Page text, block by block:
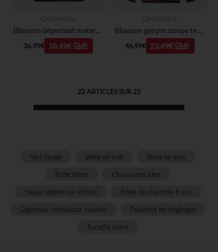
Blouson déperlant matelassé garçon
36,99€ 18,49€
Blouson garçon coupe teddy à capuche Spider-Man Marvel
46,99€ 23,49€
22 ARTICLES SUR 22
Vert sauge Veste en cuir
Veste en jean
Robe bleue
Chaussures bleu
Sweat spiderman enfant
Robe de chambre 8 ans
Gigoteuse veloudoux noukies
Peluches les deglingos
Sucette avent